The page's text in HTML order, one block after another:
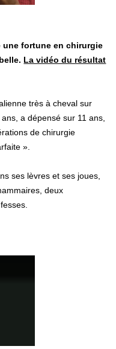
une fortune en chirurgie
La vidéo du résultat
très à cheval sur
a dépensé sur 11 ans,
de chirurgie
».
ses lèvres et ses joues,
deux